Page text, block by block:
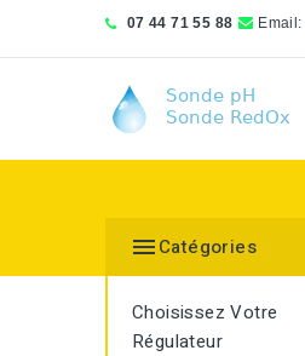
07 44 71 55 88 Email:
Catégories
Choisissez Votre
Régulateur